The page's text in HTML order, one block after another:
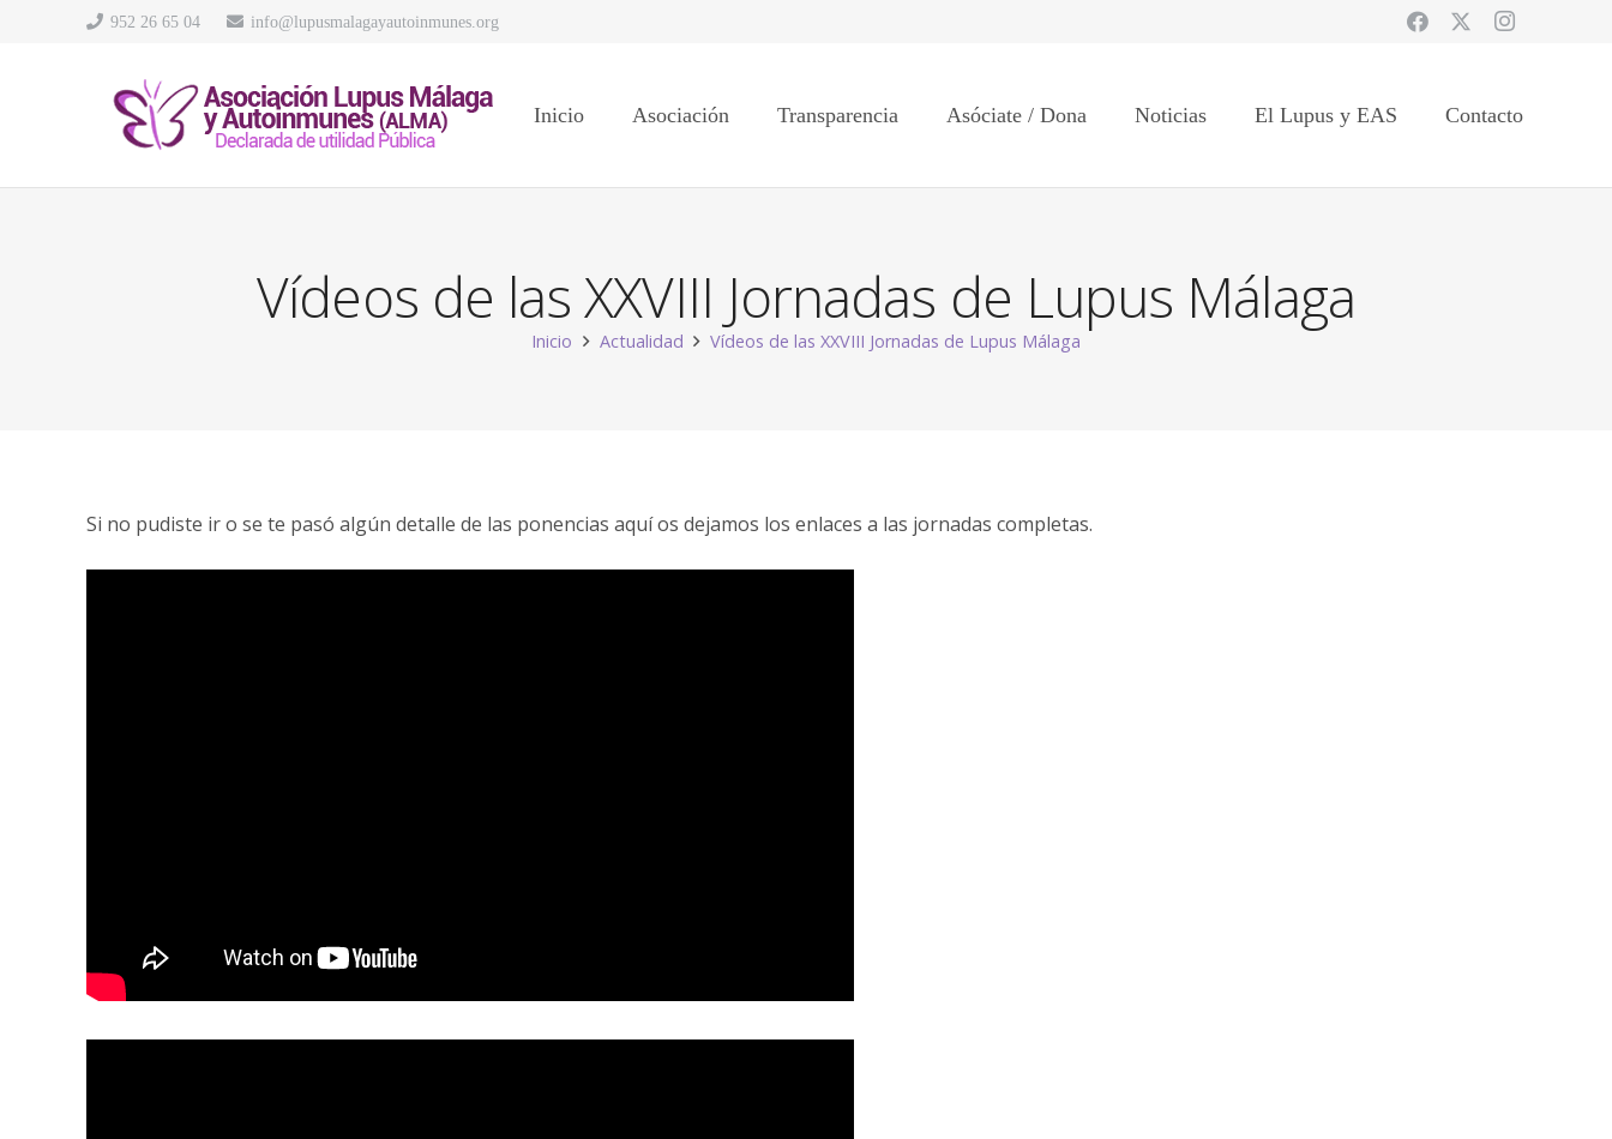
952 26 65 04 info@lupusmalagayautoinmunes.org
Inicio Asociación Transparencia Asóciate / Dona Noticias El Lupus y EAS Contacto
Vídeos de las XXVIII Jornadas de Lupus Málaga
Inicio Actualidad Vídeos de las XXVIII Jornadas de Lupus Málaga
Si no pudiste ir o se te pasó algún detalle de las ponencias aquí os dejamos los enlaces a las jornadas completas.